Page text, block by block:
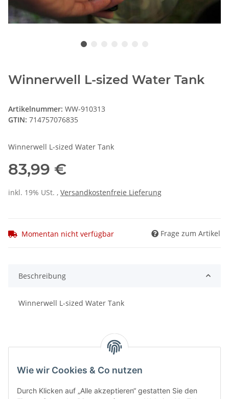
Winnerwell L-sized Water Tank
Artikelnummer: WW-910313
GTIN: 714757076835
Winnerwell L-sized Water Tank
83,99 €
inkl. 19% USt. , Versandkostenfreie Lieferung
Momentan nicht verfügbar Frage zum Artikel
Beschreibung
Winnerwell L-sized Water Tank
Benachrichtigen, wenn verfügbar
Wie wir Cookies & Co nutzen
Durch Klicken auf „Alle akzeptieren“ gestatten Sie den